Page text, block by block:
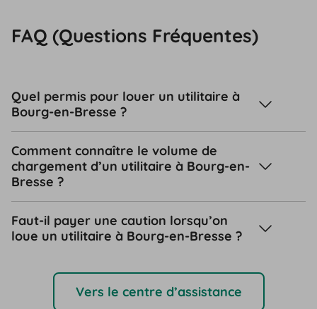
FAQ (Questions Fréquentes)
Quel permis pour louer un utilitaire à
Bourg-en-Bresse ?
Comment connaître le volume de
chargement d’un utilitaire à Bourg-en-
Bresse ?
Faut-il payer une caution lorsqu’on
loue un utilitaire à Bourg-en-Bresse ?
Vers le centre d’assistance